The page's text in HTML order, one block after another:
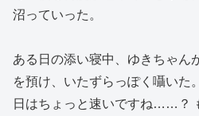
沼っていった。
ある日の添い寝中、ゆきちゃん
を預け、いたずらっぽく囁いた
日はちょっと速いですね……？